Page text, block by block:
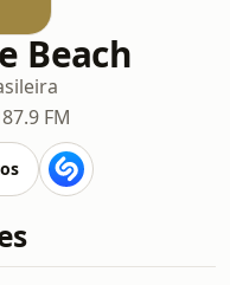
Beach
87.9 FM